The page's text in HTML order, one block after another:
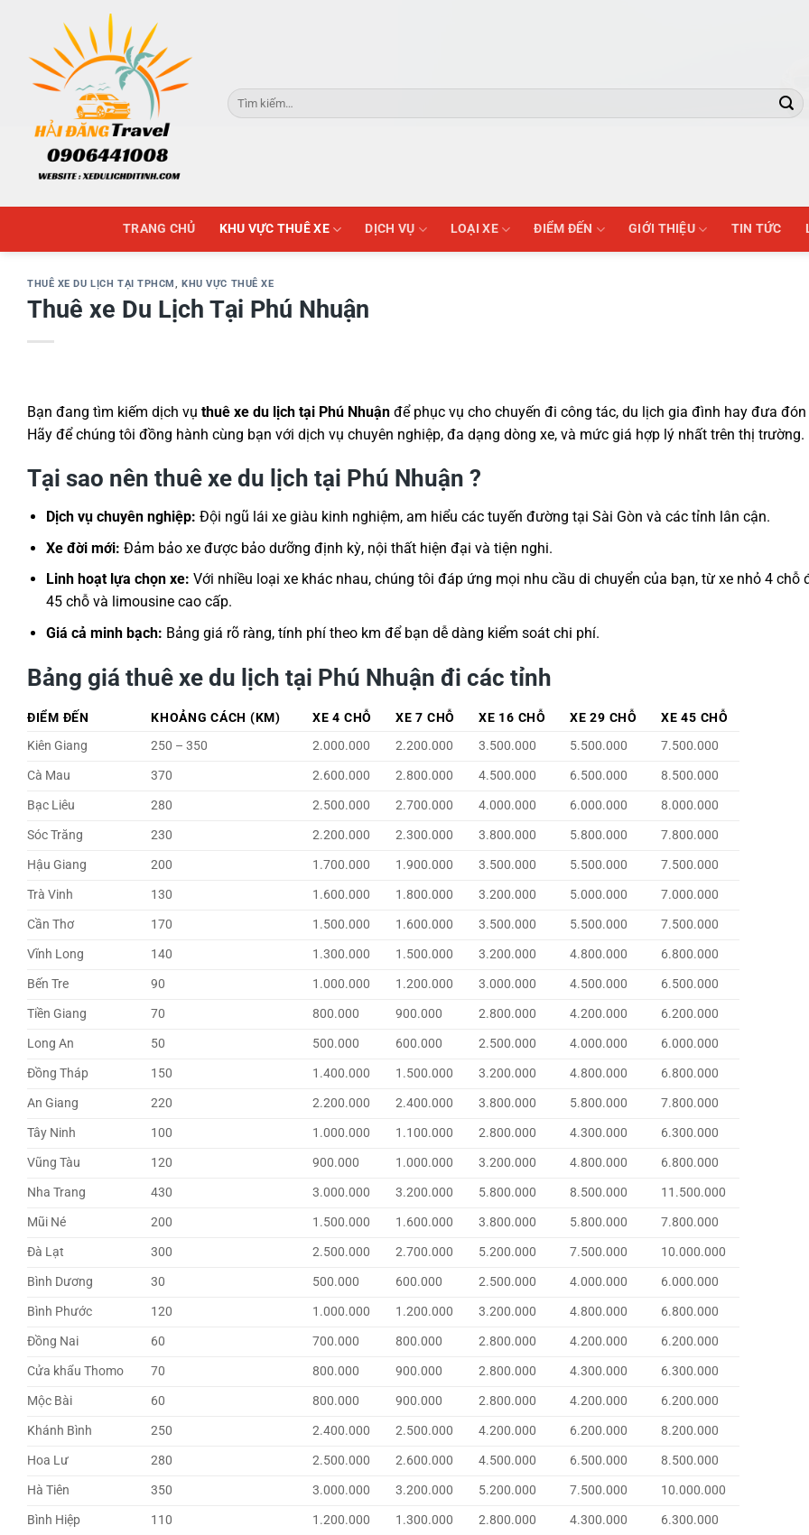
content
Tìm
kiếm:
TRANG CHỦ KHU VỰC THUÊ XE DỊCH VỤ LOẠI XE ĐIỂM ĐẾN GIỚI THIỆU TIN TỨC
THUÊ XE DU LỊCH TẠI TPHCM,KHU VỰC THUÊ XE
Thuê xe Du Lịch Tại Phú Nhuận
Bạn đang tìm kiếm dịch vụ thuê xe du lịch tại Phú Nhuận để phục vụ cho chuyến đi công tác, du lịch gia đình hay đưa
Hãy để chúng tôi đồng hành cùng bạn với dịch vụ chuyên nghiệp, đa dạng dòng xe, và mức giá hợp lý nhất trên thị trường.
Tại sao nên thuê xe du lịch tại Phú Nhuận ?
Dịch vụ chuyên nghiệp: Đội ngũ lái xe giàu kinh nghiệm, am hiểu các tuyến đường tại Sài Gòn và các tỉnh lân cận.
Xe đời mới: Đảm bảo xe được bảo dưỡng định kỳ, nội thất hiện đại và tiện nghi.
Linh hoạt lựa chọn xe: Với nhiều loại xe khác nhau, chúng tôi đáp ứng mọi nhu cầu di chuyển của bạn, từ xe nhỏ 4 chỗ
45 chỗ và limousine cao cấp.
Giá cả minh bạch: Bảng giá rõ ràng, tính phí theo km để bạn dễ dàng kiểm soát chi phí.
Bảng giá thuê xe du lịch tại Phú Nhuận đi các tỉnh
ĐIỂM ĐẾN KHOẢNG CÁCH (KM) XE 4 CHỖ XE 7 CHỖ XE 16 CHỖ XE 29 CHỖ
XE 45 CHỖ
Kiên Giang
250 – 350 2.000.000 2.200.000 3.500.000 5.500.000
7.500.000
Cà Mau
370 2.600.000 2.800.000 4.500.000 6.500.000
8.500.000
Bạc Liêu
280 2.500.000 2.700.000 4.000.000 6.000.000
8.000.000
Sóc Trăng
230 2.200.000 2.300.000 3.800.000 5.800.000
7.800.000
Hậu Giang
200 1.700.000 1.900.000 3.500.000 5.500.000
7.500.000
Trà Vinh
130 1.600.000 1.800.000 3.200.000 5.000.000
7.000.000
Cần Thơ
170 1.500.000 1.600.000 3.500.000 5.500.000
7.500.000
Vĩnh Long
140 1.300.000 1.500.000 3.200.000 4.800.000
6.800.000
Bến Tre
90 1.000.000 1.200.000 3.000.000 4.500.000
6.500.000
Tiền Giang
70 800.000 900.000 2.800.000 4.200.000
6.200.000
Long An
50 500.000 600.000 2.500.000 4.000.000
6.000.000
Đồng Tháp
150 1.400.000 1.500.000 3.200.000 4.800.000
6.800.000
An Giang
220 2.200.000 2.400.000 3.800.000 5.800.000
7.800.000
Tây Ninh
100 1.000.000 1.100.000 2.800.000 4.300.000
6.300.000
Vũng Tàu
120 900.000 1.000.000 3.200.000 4.800.000
6.800.000
Nha Trang
430 3.000.000 3.200.000 5.800.000 8.500.000
11.500.000
Mũi Né
200 1.500.000 1.600.000 3.800.000 5.800.000
7.800.000
Đà Lạt
300 2.500.000 2.700.000 5.200.000 7.500.000
10.000.000
Bình Dương
30 500.000 600.000 2.500.000 4.000.000
6.000.000
Bình Phước
120 1.000.000 1.200.000 3.200.000 4.800.000
6.800.000
Đồng Nai
60 700.000 800.000 2.800.000 4.200.000
6.200.000
Cửa khẩu Thomo
70 800.000 900.000 2.800.000 4.300.000
6.300.000
Mộc Bài
60 800.000 900.000 2.800.000 4.200.000
6.200.000
Khánh Bình
250 2.400.000 2.500.000 4.200.000 6.200.000
8.200.000
Hoa Lư
280 2.500.000 2.600.000 4.500.000 6.500.000
8.500.000
Hà Tiên
350 3.000.000 3.200.000 5.200.000 7.500.000
10.000.000
Bình Hiệp
110 1.200.000 1.300.000 2.800.000 4.300.000
6.300.000